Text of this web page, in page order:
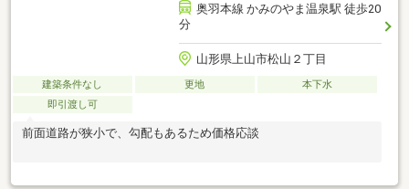
奥羽本線 かみのやま温泉駅 徒歩20
分
山形県上山市松山２丁目
建築条件なし 更地
本下水
即引渡し可
前面道路が狭小で、勾配もあるため価格応談